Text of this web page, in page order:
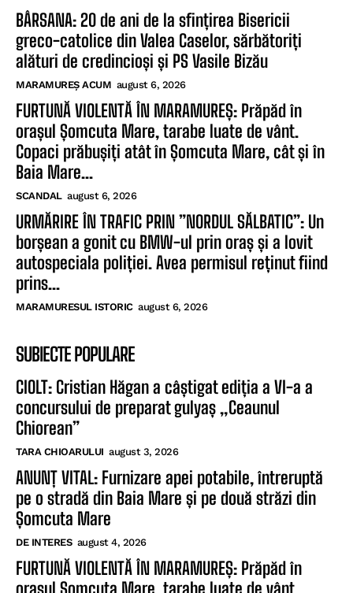
BÂRSANA: 20 de ani de la sfințirea Bisericii
greco-catolice din Valea Caselor, sărbătoriți
alături de credincioși și PS Vasile Bizău
MARAMUREȘ ACUM august 6, 2026
FURTUNĂ VIOLENTĂ ÎN MARAMUREȘ: Prăpăd în
orașul Șomcuta Mare, tarabe luate de vânt.
Copaci prăbușiți atât în Șomcuta Mare, cât și în
Baia Mare...
SCANDAL august 6, 2026
URMĂRIRE ÎN TRAFIC PRIN ”NORDUL SĂLBATIC”: Un
borșean a gonit cu BMW-ul prin oraș și a lovit
autospeciala poliției. Avea permisul reținut fiind
prins...
MARAMURESUL ISTORIC august 6, 2026
SUBIECTE POPULARE
CIOLT: Cristian Hăgan a câștigat ediția a VI-a a
concursului de preparat gulyaș „Ceaunul
Chiorean”
TARA CHIOARULUI august 3, 2026
ANUNȚ VITAL: Furnizare apei potabile, întreruptă
pe o stradă din Baia Mare și pe două străzi din
Șomcuta Mare
DE INTERES august 4, 2026
FURTUNĂ VIOLENTĂ ÎN MARAMUREȘ: Prăpăd în